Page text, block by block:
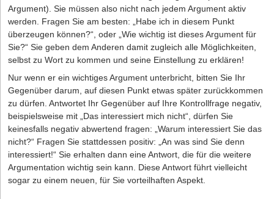
Argument). Sie müssen also nicht nach jedem Argument aktiv
werden. Fragen Sie am besten: „Habe ich in diesem Punkt
überzeugen können?“, oder „Wie wichtig ist dieses Argument für
Sie?“ Sie geben dem Anderen damit zu­gleich alle Möglichkeiten,
selbst zu Wort zu kommen und seine Einstellung zu erklären!
Nur wenn er ein wichtiges Argument unterbricht, bitten Sie Ihr
Gegenüber darum, auf diesen Punkt etwas später zurückkommen
zu dürfen. Antwortet Ihr Gegenüber auf Ihre Kontrollfrage negativ,
beispielsweise mit „Das interessiert mich nicht“, dürfen Sie
keinesfalls negativ abwertend fragen: „Warum interessiert Sie das
nicht?“ Fragen Sie stattdessen positiv: „An was sind Sie denn
interessiert!“ Sie erhalten dann eine Antwort, die für die weitere
Argumentation wichtig sein kann. Diese Antwort führt vielleicht
sogar zu einem neuen, für Sie vorteilhaften Aspekt.